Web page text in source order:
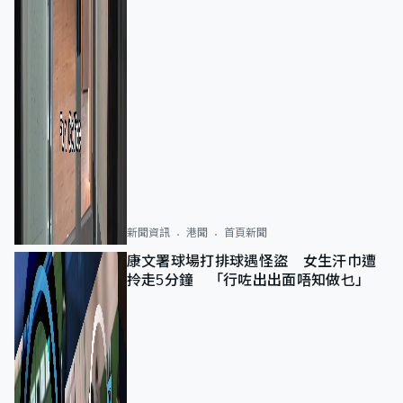
新聞資訊 港聞 首頁新聞
康文署球場打排球遇怪盜 女生汗巾遭
拎走5分鐘 「行咗出出面唔知做乜」